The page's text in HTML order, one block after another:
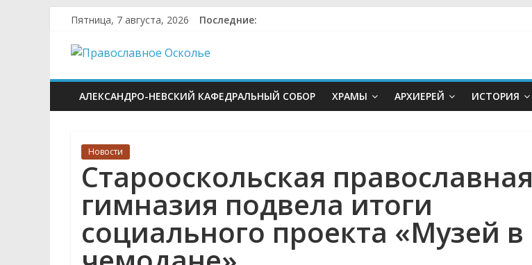
content
Пятница, 7 августа, 2026 Последние:
Православное
Осколье
митрополичий
центр
АЛЕКСАНДРО-НЕВСКИЙ КАФЕДРАЛЬНЫЙ СОБОР ХРАМЫ АРХИЕРЕЙ ИСТОРИЯ
Новости
Старооскольская православная
гимназия подвела итоги
социального проекта «Музей в